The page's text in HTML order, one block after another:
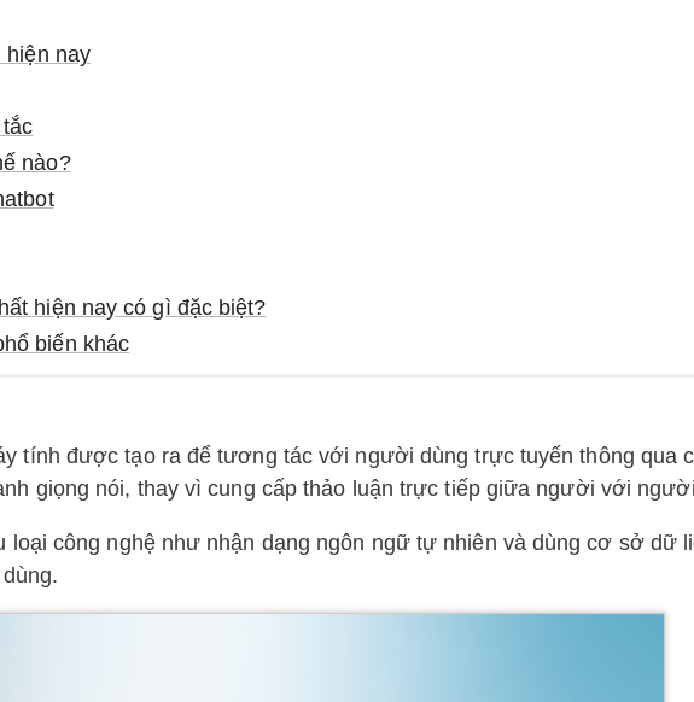
hiện nay
nào?
hiện nay có gì đặc biệt?
biến khác
tính được tạo ra để tương tác với người dùng trực tuyến thông qua
giọng nói, thay vì cung cấp thảo luận trực tiếp giữa người với
loại công nghệ như nhận dạng ngôn ngữ tự nhiên và dùng cơ sở dữ